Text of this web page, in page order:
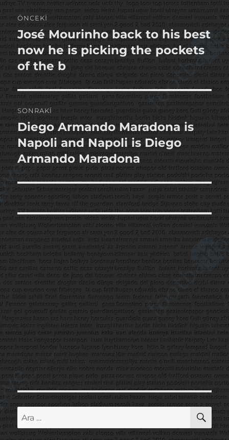
Yazı
gezinmesi
ÖNCEKI
Önceki
yazı:
José Mourinho back to his best
now he is picking the pockets
of the b
SONRAKI
Sonraki
yazı:
Diego Armando Maradona is
Napoli and Napoli is Diego
Armando Maradona
Ara: